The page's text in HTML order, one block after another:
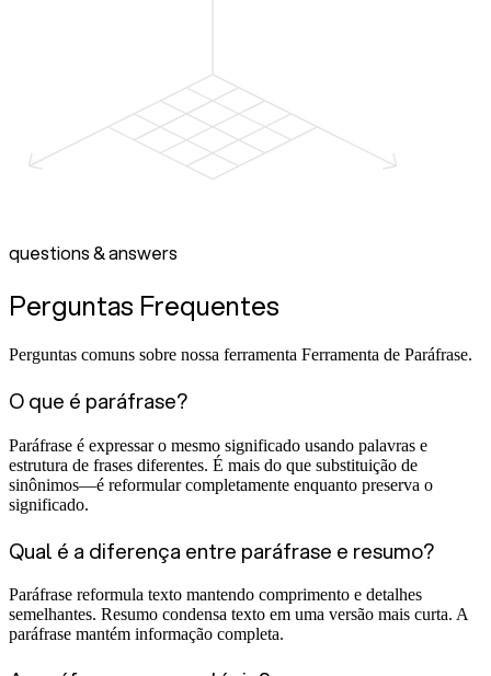
questions & answers
Perguntas Frequentes
Perguntas comuns sobre nossa ferramenta Ferramenta de Paráfrase.
O que é paráfrase?
Paráfrase é expressar o mesmo significado usando palavras e
estrutura de frases diferentes. É mais do que substituição de
sinônimos—é reformular completamente enquanto preserva o
significado.
Qual é a diferença entre paráfrase e resumo?
Paráfrase reformula texto mantendo comprimento e detalhes
semelhantes. Resumo condensa texto em uma versão mais curta. A
paráfrase mantém informação completa.